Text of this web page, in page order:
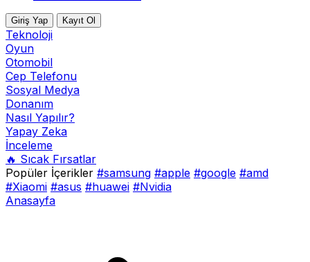
Giriş Yap Kayıt Ol
Teknoloji
Oyun
Otomobil
Cep Telefonu
Sosyal Medya
Donanım
Nasıl Yapılır?
Yapay Zeka
İnceleme
🔥 Sıcak Fırsatlar
Popüler İçerikler #samsung #apple #google #amd
#Xiaomi #asus #huawei #Nvidia
Anasayfa